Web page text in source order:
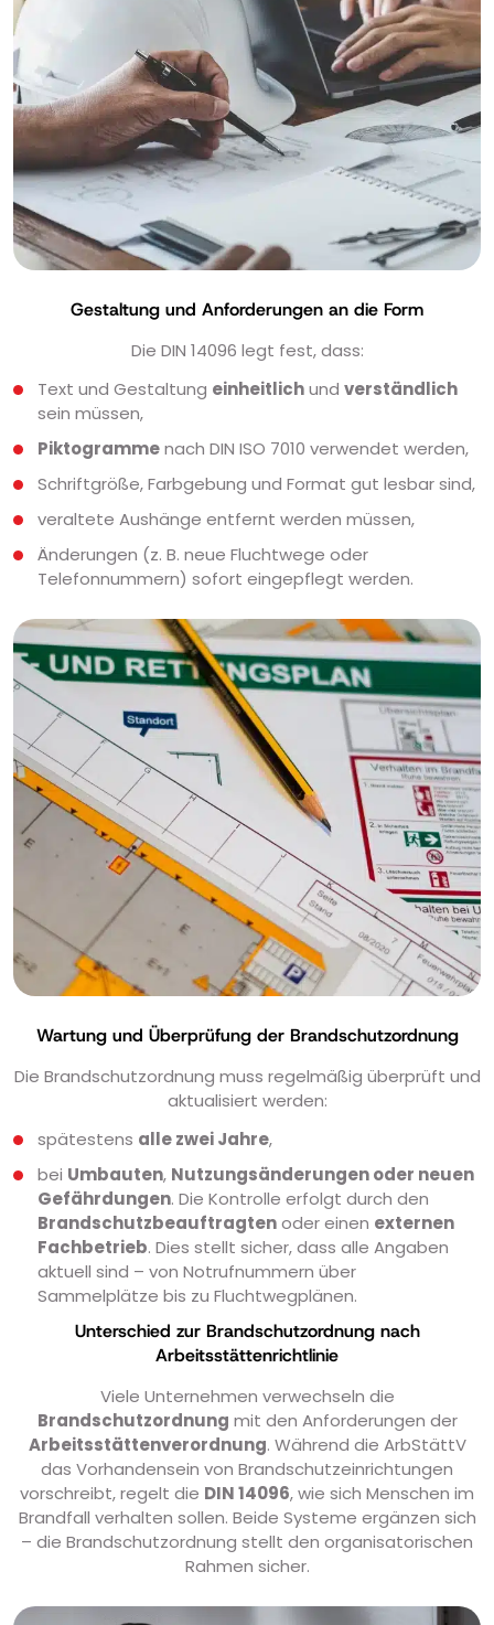
Gestaltung und Anforderungen an die Form
Die DIN 14096 legt fest, dass:
Text und Gestaltung einheitlichund verständlich
sein müssen,
Piktogrammenach DIN ISO 7010 verwendet werden,
Schriftgröße, Farbgebung und Format gut lesbar sind,
veraltete Aushänge entfernt werden müssen,
Änderungen (z. B. neue Fluchtwege oder
Telefonnummern) sofort eingepflegt werden.
Wartung und Überprüfung der Brandschutzordnung
Die Brandschutzordnung muss regelmäßig überprüft und
aktualisiert werden:
spätestens alle zwei Jahre,
bei Umbauten, Nutzungsänderungen oder neuen
Gefährdungen. Die Kontrolle erfolgt durch den
Brandschutzbeauftragtenoder einen externen
Fachbetrieb. Dies stellt sicher, dass alle Angaben
aktuell sind – von Notrufnummern über
Sammelplätze bis zu Fluchtwegplänen.
Unterschied zur Brandschutzordnung nach
Arbeitsstättenrichtlinie
Viele Unternehmen verwechseln die
Brandschutzordnung mit den Anforderungen der
Arbeitsstättenverordnung. Während die ArbStättV
das Vorhandensein von Brandschutzeinrichtungen
vorschreibt, regelt die DIN 14096, wie sich Menschen im
Brandfall verhalten sollen. Beide Systeme ergänzen sich
– die Brandschutzordnung stellt den organisatorischen
Rahmen sicher.